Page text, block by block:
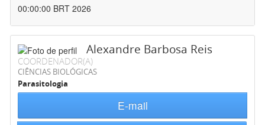
00:00:00 BRT 2026
Alexandre Barbosa Reis
COORDENADOR(A)
CIÊNCIAS BIOLÓGICAS
Parasitologia
E-mail